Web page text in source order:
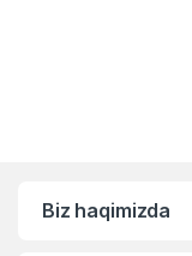
Biz haqimizda